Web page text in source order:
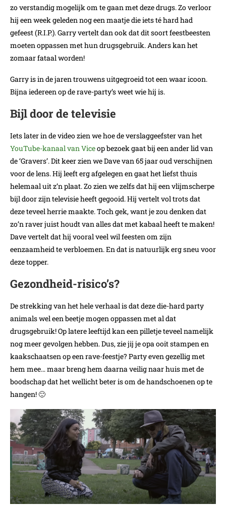
zo verstandig mogelijk om te gaan met deze drugs. Zo verloor
hij een week geleden nog een maatje die iets té hard had
gefeest (R.I.P.). Garry vertelt dan ook dat dit soort feestbeesten
moeten oppassen met hun drugsgebruik. Anders kan het
zomaar fataal worden!
Garry is in de jaren trouwens uitgegroeid tot een waar icoon.
Bijna iedereen op de rave-party’s weet wie hij is.
Bijl door de televisie
Iets later in de video zien we hoe de verslaggeefster van het
YouTube-kanaal van Viceop bezoek gaat bij een ander lid van
de ‘Gravers’. Dit keer zien we Dave van 65 jaar oud verschijnen
voor de lens. Hij leeft erg afgelegen en gaat het liefst thuis
helemaal uit z’n plaat. Zo zien we zelfs dat hij een vlijmscherpe
bijl door zijn televisie heeft gegooid. Hij vertelt vol trots dat
deze teveel herrie maakte. Toch gek, want je zou denken dat
zo’n raver juist houdt van alles dat met kabaal heeft te maken!
Dave vertelt dat hij vooral veel wil feesten om zijn
eenzaamheid te verbloemen. En dat is natuurlijk erg sneu voor
deze topper.
Gezondheid-risico’s?
De strekking van het hele verhaal is dat deze die-hard party
animals wel een beetje mogen oppassen met al dat
drugsgebruik! Op latere leeftijd kan een pilletje teveel namelijk
nog meer gevolgen hebben. Dus, zie jij je opa ooit stampen en
kaakschaatsen op een rave-feestje? Party even gezellig met
hem mee… maar breng hem daarna veilig naar huis met de
boodschap dat het wellicht beter is om de handschoenen op te
hangen! 🙂